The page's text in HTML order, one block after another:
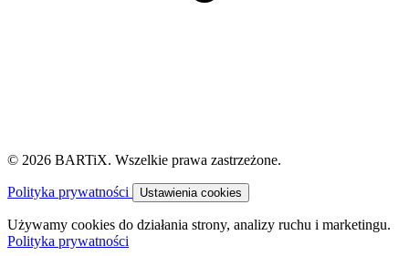
© 2026 BARTiX. Wszelkie prawa zastrzeżone.
Polityka prywatności Ustawienia cookies
Używamy cookies do działania strony, analizy ruchu i marketingu.
Polityka prywatności